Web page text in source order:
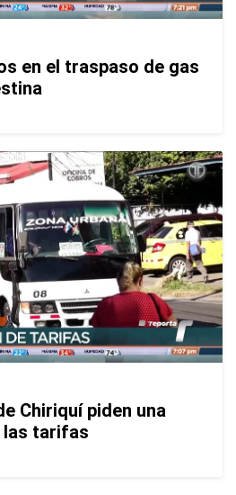
en el traspaso de gas
Chiriquí piden una
las tarifas